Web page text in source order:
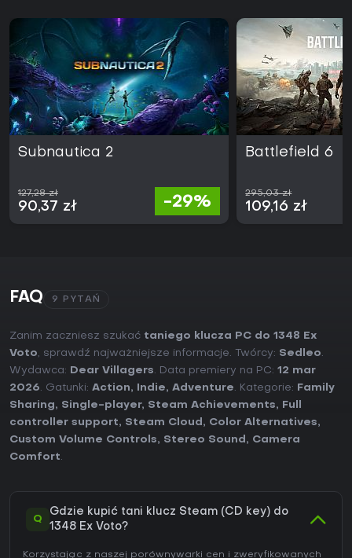
Subnautica 2
127,28 zł
90,37 zł -29%
Battlefield 6
295,03 zł
109,16 zł
FAQ 9 PYTAŃ
Zanim zaczniesz szukać taniego klucza PC do 1348 Ex
Voto, sprawdź najważniejsze informacje. Twórcy: Sedleo.
Wydawca:
Dear Villagers. Data premiery na PC: 12 mar
2026. Gatunki: Action, Indie, Adventure. Kategorie:
Family
Sharing, Single-player, Steam Achievements,
Full
controller support, Steam Cloud , Color Alternatives,
Custom Volume Controls, Stereo Sound , Camera
Comfort.
Q
Gdzie kupić tani klucz Steam (CD key) do
1348 Ex Voto?
Korzystając z naszej porównywarki cen i zweryfikowanych